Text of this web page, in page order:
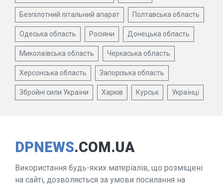
Безпілотний літальний апарат Полтавська область
Одеська область Росіяни Донецька область
Миколаївська область Черкаська область
Херсонська область Запорізька область
Збройні сили України Харків Курськ Українці
DPNEWS.COM.UA
Використання будь-яких матеріалів, що розміщені
на сайті, дозволяється за умови посилання на